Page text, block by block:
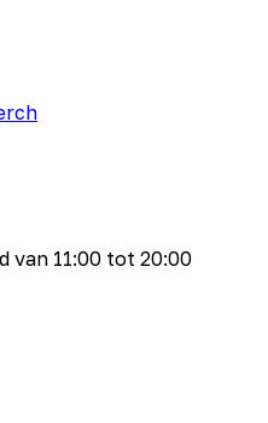
van 11:00 tot 20:00